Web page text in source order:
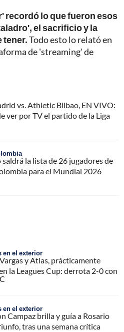
recordó lo que fueron esos
el sacrificio y la
tener.Todo esto lo relató en
de 'streaming' de
vs. Athletic Bilbao, EN VIVO:
ver por TV el partido de la Liga
la lista de 26 jugadores de
para el Mundial 2026
en el exterior
y Atlas, prácticamente
la Leagues Cup: derrota 2-0 con
en el exterior
Campaz brilla y guía a Rosario
tras una semana crítica